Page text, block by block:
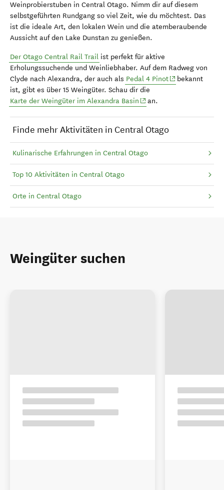
Weinprobierstuben in Central Otago. Nimm dir auf diesem
selbstgeführten Rundgang so viel Zeit, wie du möchtest. Das
ist die ideale Art, den lokalen Wein und die atemberaubende
Aussicht auf den Lake Dunstan zu genießen.
Der Otago Central Rail Trail ist perfekt für aktive
Erholungssuchende und Weinliebhaber. Auf dem Radweg von
Clyde nach Alexandra, der auch als Pedal 4 Pinot
bekannt
ist, gibt es über 15 Weingüter. Schau dir die
Karte der Weingüter im Alexandra Basin
an.
Finde mehr Aktivitäten in Central Otago
Kulinarische Erfahrungen in Central Otago
Top 10 Aktivitäten in Central Otago
Orte in Central Otago
Weingüter suchen